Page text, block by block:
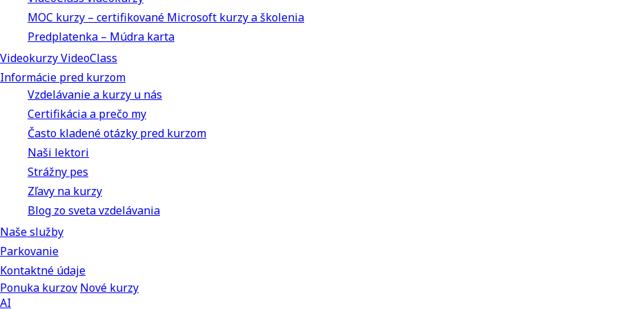
MOC kurzy – certifikované Microsoft kurzy a školenia
Predplatenka – Múdra karta
Videokurzy VideoClass
Informácie pred kurzom
Vzdelávanie a kurzy u nás
Certifikácia a prečo my
Často kladené otázky pred kurzom
Naši lektori
Strážny pes
Zľavy na kurzy
Blog zo sveta vzdelávania
Naše služby
Parkovanie
Kontaktné údaje
Ponuka kurzov Nové kurzy
AI